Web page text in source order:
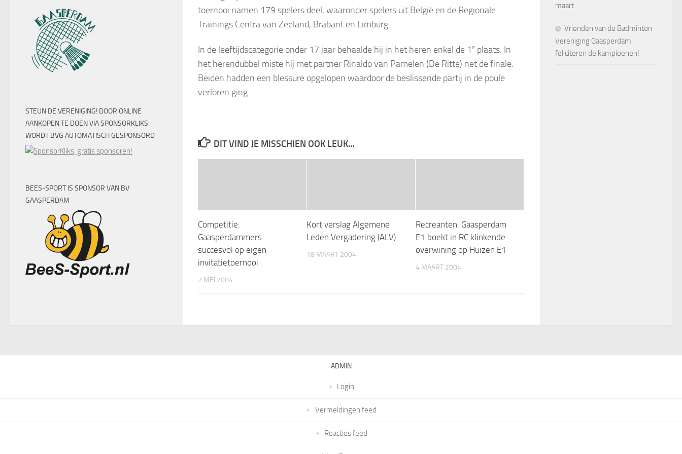
toernooi namen 179 spelers deel, waaronder spelers uit België en de Regionale
Trainings Centra van Zeeland, Brabant en Limburg.
In de leeftijdscategorie onder 17 jaar behaalde hij in het heren enkel de 1 e plaats. In
het herendubbel miste hij met partner Rinaldo van Pamelen (De Ritte) net de finale.
Beiden hadden een blessure opgelopen waardoor de beslissende partij in de poule
verloren ging.
DIT VIND JE MISSCHIEN OOK LEUK...
Competitie:
Gaasperdammers
succesvol op eigen
invitatietoernooi
2 MEI 2004
Kort verslag Algemene
Leden Vergadering (ALV)
18 MAART 2004
Recreanten: Gaasperdam
E1 boekt in RC klinkende
overwining op Huizen E1
4 MAART 2004
STEUN DE VERENIGING! DOOR ONLINE
AANKOPEN TE DOEN VIA SPONSORKLIKS
WORDT BVG AUTOMATISCH GESPONSORD
BEES-SPORT IS SPONSOR VAN BV
GAASPERDAM
maart
Vrienden van de Badminton
Vereniging Gaasperdam
feliciteren de kampioenen!
ADMIN
Login
Vermeldingen feed
Reacties feed